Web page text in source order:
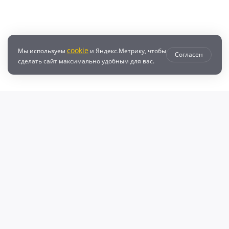
Мы используем cookie и Яндекс.Метрику, чтобы
сделать сайт максимально удобным для вас.
Согласен